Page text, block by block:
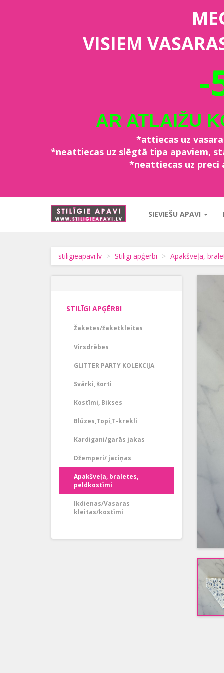
VISIEM
-
AR ATLAIŽU
*attiecas uz
*neattiecas uz slēgtā tipa apaviem,
*neattiecas uz
SIEVIEŠU APAVI
stiligieapavi.lv Stilīgi apģērbi Apakšveļa,
STILĪGI APĢĒRBI
Žaketes/žaketkleitas
Virsdrēbes
GLITTER PARTY KOLEKCIJA
Svārki, šorti
Kostīmi, Bikses
Blūzes,Topi,T-krekli
Kardigani/garās jakas
Džemperi/ jaciņas
Apakšveļa, braletes,
peldkostīmi
Ikdienas/Vasaras
kleitas/kostīmi